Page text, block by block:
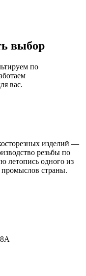
выбор
по
вас.
изделий —
резьбы по
летопись одного из
страны.